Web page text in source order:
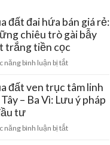
đất đai hứa bán giá rẻ:
chiêu trò gài bẫy
trắng tiền cọc
năng bình luận bị tắtở
đất
đai
hứa
giá
đất ven trục tâm linh
– Ba Vì: Lưu ý pháp
tư
năng bình luận bị tắtở